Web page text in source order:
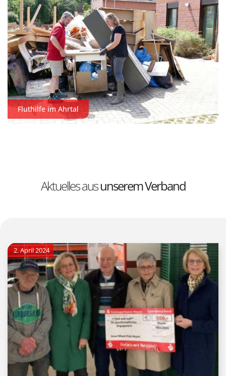
Fluthilfe im Ahrtal
Aktuelles ausunserem Verband
2. April 2024